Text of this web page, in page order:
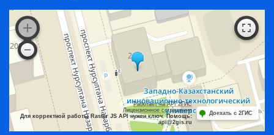
Работает на API 2ГИС
Лицензионное соглашение
Для корректной работы Raster JS API нужен ключ. Помощь:
api@2gis.ru
Доехать с 2ГИС